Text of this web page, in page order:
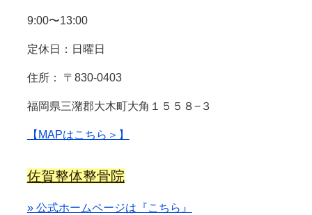
9:00〜13:00
定休日：日曜日
住所： 〒830-0403
福岡県三潴郡大木町大角１５５８−３
【MAPはこちら＞】
佐賀整体整骨院
» 公式ホームページは『こちら』